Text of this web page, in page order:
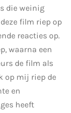
die weinig
film riep op
reacties op.
waarna een
de film als
op mij riep de
en
heeft